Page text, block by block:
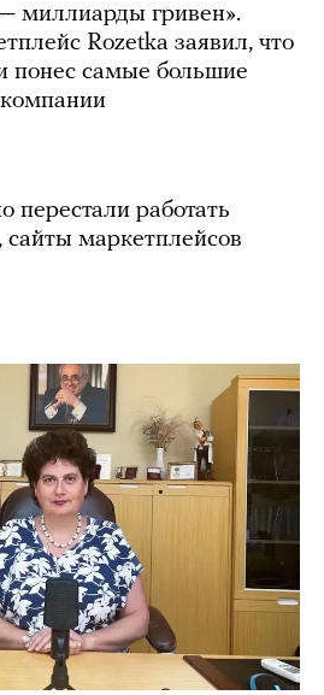
миллиарды гривен».
Rozetka заявил, что
понес самые большие
перестали работать
сайты маркетплейсов